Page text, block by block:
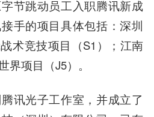
节跳动员工入职腾讯新成
手的项目具体包括：深圳
术竞技项目（S1）；江南
界项目（J5）。
讯光子工作室，并成立了